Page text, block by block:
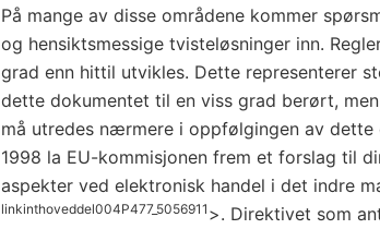
På mange av disse områdene kommer
og hensiktsmessige tvisteløsninger inn.
grad enn hittil utvikles. Dette representerer
dette dokumentet til en viss grad berørt,
må utredes nærmere i oppfølgingen av dette
1998 la EU-kommisjonen frem et forslag til
aspekter ved elektronisk handel i det indre
linkinthoveddel004P477_5056911 >. Direktivet som